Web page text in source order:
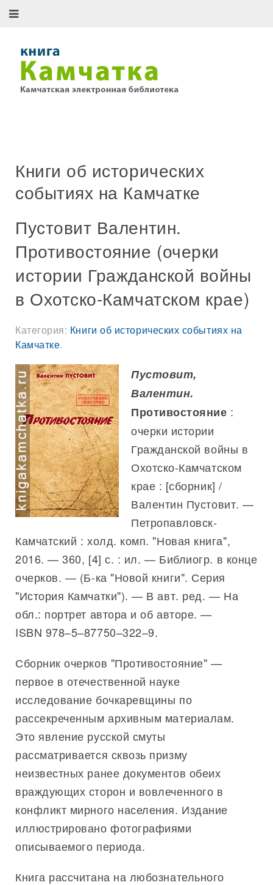
Книги об исторических
событиях на Камчатке
Пустовит Валентин.
Противостояние (очерки
истории Гражданской войны
в Охотско-Камчатском крае)
Категория: Книги об исторических событиях на
Камчатке.
Пустовит,
Валентин.
Противостояние :
очерки истории
Гражданской войны в
Охотско-Камчатском
крае : [сборник] /
Валентин Пустовит. —
Петропавловск-
Камчатский : холд. комп. "Новая книга",
2016. — 360, [4] с. : ил. — Библиогр. в конце
очерков. — (Б-ка "Новой книги". Серия
"История Камчатки"). — В авт. ред. — На
обл.: портрет автора и об авторе. —
ISBN 978–5–87750–322–9.
Сборник очерков "Противостояние" —
первое в отечественной науке
исследование бочкаревщины по
рассекреченным архивным материалам.
Это явление русской смуты
рассматривается сквозь призму
неизвестных ранее документов обеих
враждующих сторон и вовлеченного в
конфликт мирного населения. Издание
иллюстрировано фотографиями
описываемого периода.
Книга рассчитана на любознательного